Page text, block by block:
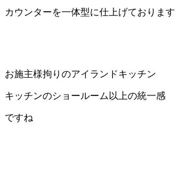
カウンターを一体型に仕上げております
お施主様拘りのアイランドキッチン
キッチンのショールーム以上の統一感
ですね